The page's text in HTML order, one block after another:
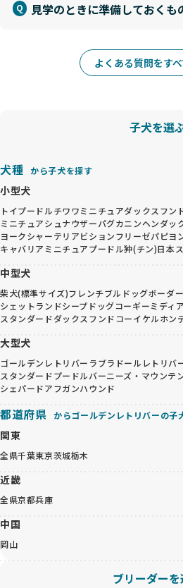
見学のときに準備しておくも
よくある質問をす
子犬を選
犬種 から子犬を探す
小型犬
トイプードルチワワミニチュアダックスフン
ミニチュアシュナウザーパグカニンヘンダッ
ヨークシャーテリアビションフリーゼパピヨ
キャバリア ミニチュアプードル狆(チン)日本
中型犬
柴犬(標準サイズ)フレンチブルドッグボーダ
シェットランドシープドッグコーギーミディ
スタンダードダックスフンドコーイケルホン
大型犬
ゴールデンレトリバー ラブラドールレトリバ
スタンダードプードルバーニーズ・マウンテ
シェパードアフガンハウンド
都道府県 からゴールデンレトリバーの子
関東
全県千葉東京茨城栃木
近畿
全県京都兵庫
中国
岡山
ブリーダー